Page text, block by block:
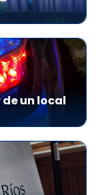
un local